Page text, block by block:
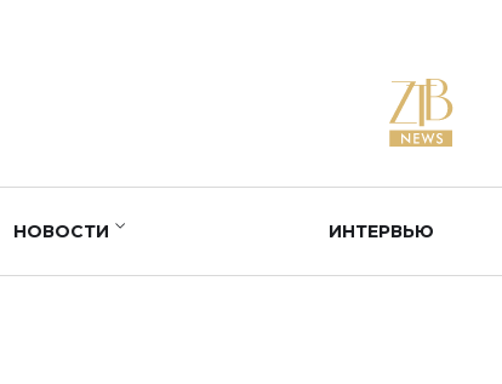
НОВОСТИ ИНТЕРВЬЮ